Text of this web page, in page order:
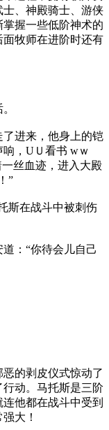
、神殿骑士、游侠
握一些低阶神术的
牧师在进阶时还有
进来，他身上的铠
，UＵ看书 wｗ
一丝血迹，进入大殿
”
在战斗中被刺伤
：“你待会儿自己
的剥皮仪式惊动了
动。马托斯是三阶
他都在战斗中受到
大！